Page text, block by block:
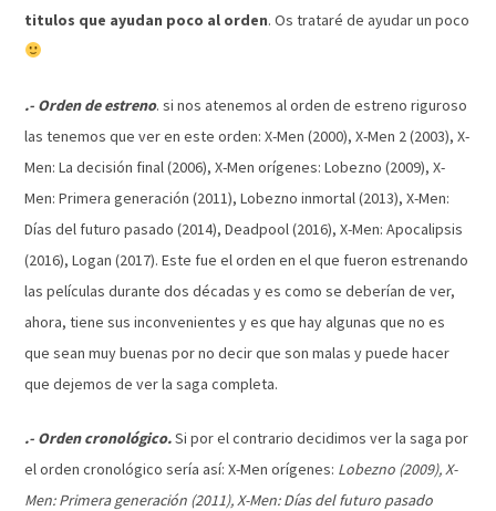
titulos que ayudan poco al orden. Os trataré de ayudar un poco
.- Orden de estreno. si nos atenemos al orden de estreno riguroso
las tenemos que ver en este orden: X-Men (2000), X-Men 2 (2003), X-
Men: La decisión final (2006), X-Men orígenes: Lobezno (2009), X-
Men: Primera generación (2011), Lobezno inmortal (2013), X-Men:
Días del futuro pasado (2014), Deadpool (2016), X-Men: Apocalipsis
(2016), Logan (2017). Este fue el orden en el que fueron estrenando
las películas durante dos décadas y es como se deberían de ver,
ahora, tiene sus inconvenientes y es que hay algunas que no es
que sean muy buenas por no decir que son malas y puede hacer
que dejemos de ver la saga completa.
.- Orden cronológico.Si por el contrario decidimos ver la saga por
el orden cronológico sería así: X-Men orígenes: Lobezno (2009), X-
Men: Primera generación (2011), X-Men: Días del futuro pasado